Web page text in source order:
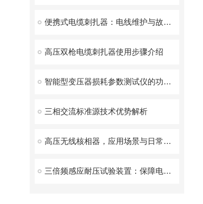
便携式电缆刺扎器：电线维护与故障修复的得力助手
高压双枪电缆刺扎器使用步骤介绍
智能型变压器损耗参数测试仪的功能特点及其应用
三相交流标准源技术优势解析
高压无线核相器，应用场景与日常维护方案解析
三倍频感应耐压试验装置：保障电力设备安全运行的重要工具